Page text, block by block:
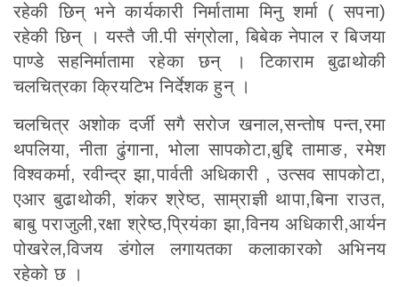
रहेकी छिन् भने कार्यकारी निर्मातामा मिनु शर्मा ( सपना)
रहेकी छिन् । यस्तै जी.पी संग्रोला, बिबेक नेपाल र बिजया
पाण्डे सहनिर्मातामा रहेका छन् । टिकाराम बुढाथोकी
चलचित्रका क्रियटिभ निर्देशक हुन् ।
चलचित्र अशोक दर्जी सगै सरोज खनाल,सन्तोष पन्त,रमा
थपलिया, नीता ढुंगाना, भोला सापकोटा,बुद्दि तामाङ, रमेश
विश्वकर्मा, रवीन्द्र झा,पार्वती अधिकारी , उत्सव सापकोटा,
एआर बुढाथोकी, शंकर श्रेष्ठ, साम्राज्ञी थापा,बिना राउत,
बाबु पराजुली,रक्षा श्रेष्ठ,प्रियंका झा,विनय अधिकारी,आर्यन
पोखरेल,विजय डंगोल लगायतका कलाकारको अभिनय
रहेको छ ।